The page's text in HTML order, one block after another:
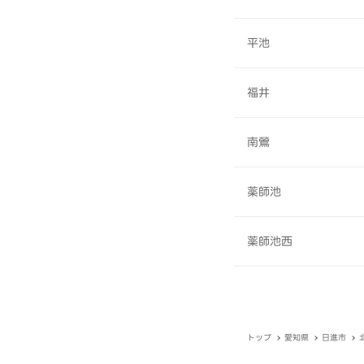
平池
福井
南鶯
薬師池
薬師池西
トップ 愛知県 日進市